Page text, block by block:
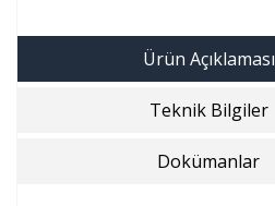
Ürün Açıklaması
Teknik Bilgiler
Dokümanlar